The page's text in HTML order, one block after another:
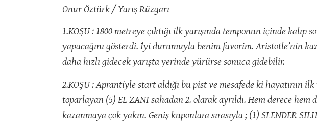
Onur Öztürk / Yarış Rüzgarı
1.KOŞU : 1800 metreye çıktığı ilk yarışında temponun içinde
yapacağını gösterdi. İyi durumuyla benim favorim. Aristotle’nin
daha hızlı gidecek yarışta yerinde yürürse sonuca gidebilir.
2.KOŞU : Aprantiyle start aldığı bu pist ve mesafede ki hayatının
toparlayan (5) EL ZANI sahadan 2. olarak ayrıldı. Hem derece
kazanmaya çok yakın. Geniş kuponlara sırasıyla ; (1) SLENDER